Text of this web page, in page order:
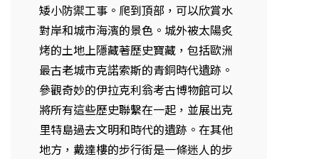
矮小防禦工事。爬到頂部，可以欣賞水
對岸和城市海濱的景色。城外被太陽炙
烤的土地上隱藏著歷史寶藏，包括歐洲
最古老城市克諾索斯的青銅時代遺跡。
參觀奇妙的伊拉克利翁考古博物館可以
將所有這些歷史聯繫在一起，並展出克
里特島過去文明和時代的遺跡。在其他
地方，戴達樓的步行街是一條迷人的步